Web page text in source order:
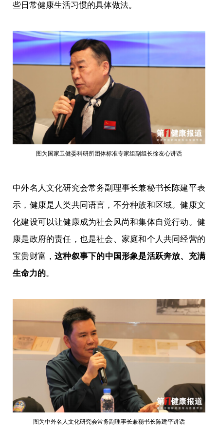
些日常健康生活习惯的具体做法。
图为国家卫健委科研所团体标准专家组副组长徐友心讲话
中外名人文化研究会常务副理事长兼秘书长陈建平表
示，健康是人类共同语言，不分种族和区域。健康文
化建设可以让健康成为社会风尚和集体自觉行动。健
康是政府的责任，也是社会、家庭和个人共同经营的
宝贵财富，这种叙事下的中国形象是活跃奔放、充满
生命力的。
图为中外名人文化研究会常务副理事长兼秘书长陈建平讲话